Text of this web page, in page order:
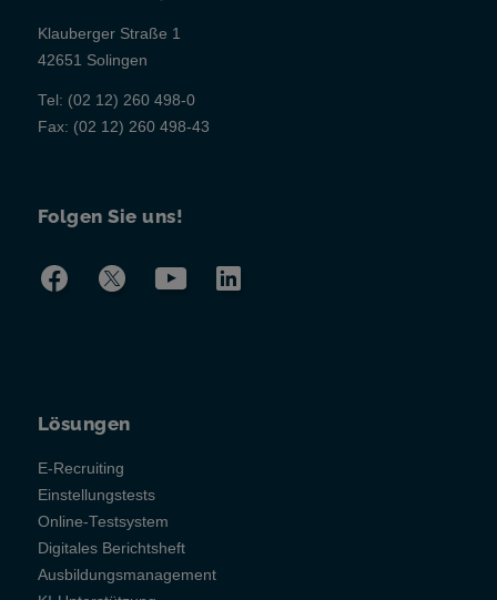
Klauberger Straße 1
42651 Solingen
Tel: (02 12) 260 498-0
Fax: (02 12) 260 498-43
Folgen Sie uns!
Lösungen
E-Recruiting
Einstellungstests
Online-Testsystem
Digitales Berichtsheft
Ausbildungsmanagement